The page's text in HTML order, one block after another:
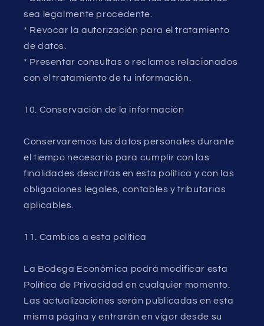
sea legalmente procedente.
* Revocar la autorización para el tratamiento
de datos.
* Presentar consultas o reclamos relacionados
con el tratamiento de tu información.
10. Conservación de la información
Conservaremos tus datos personales durante
el tiempo necesario para cumplir con las
finalidades descritas en esta política y con las
obligaciones legales, contables y tributarias
aplicables.
11. Cambios a esta política
La Bodega Económica podrá modificar esta
Política de Privacidad en cualquier momento.
Las actualizaciones serán publicadas en esta
misma página y entrarán en vigor desde su